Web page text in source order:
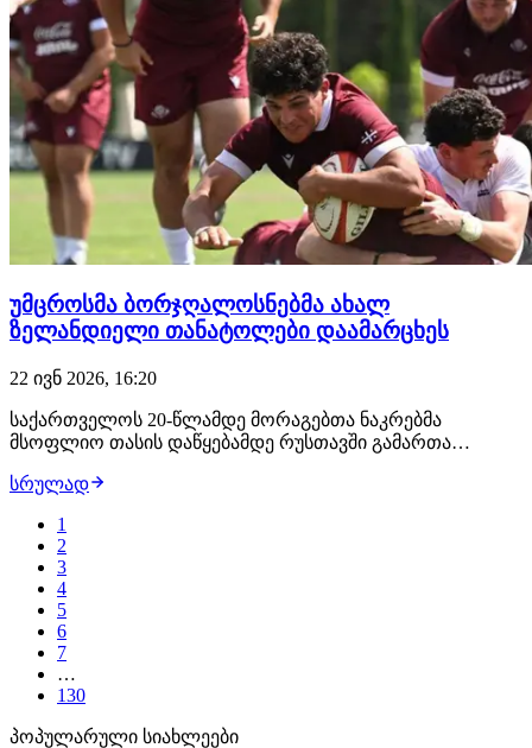
უმცროსმა ბორჯღალოსნებმა ახალ
ზელანდიელი თანატოლები დაამარცხეს
22 ივნ 2026, 16:20
საქართველოს 20-წლამდე მორაგებთა ნაკრებმა
მსოფლიო თასის დაწყებამდე რუსთავში გამართა
ეროვნულ გუნდთან და მოწინააღმდეგეს 22:19 მოუგო.
მოედანში ოთხი ლელო დადეს – თავი მიხეილ
შიოშვილმა, დაჩი წიკლაურმა,…
სრულად
1
2
3
4
5
6
7
…
130
პოპულარული სიახლეები